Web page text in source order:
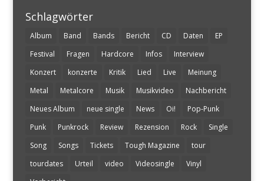
Schlagwörter
Album Band Bands Bericht CD Daten
EP
Festival
Fragen Hardcore Infos
Interview
Konzert
konzerte Kritik Lied Live
Meinung
Metal
Metalcore Musik Musikvideo
Nachbericht
Neues Album
neue single News Oi!
Pop-Punk
Punk
Punkrock Review Rezension Rock
Single
Song
Songs Tickets Tough Magazine
tour
tourdates
Urteil video Videosingle
Vinyl